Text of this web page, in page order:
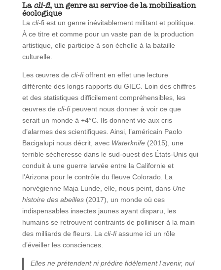
La cli-fi, un genre au service de la mobilisation
écologique
La cli-fi est un genre inévitablement militant et politique.
À ce titre et comme pour un vaste pan de la production
artistique, elle participe à son échelle à la bataille
culturelle.
Les œuvres de cli-fioffrent en effet une lecture
différente des longs rapports du GIEC. Loin des chiffres
et des statistiques difficilement compréhensibles, les
œuvres de cli-fipeuvent nous donner à voir ce que
serait un monde à +4°C. Ils donnent vie aux cris
d’alarmes des scientifiques. Ainsi, l’américain Paolo
Bacigalupi nous décrit, avec Waterknife(2015), une
terrible sécheresse dans le sud-ouest des États-Unis qui
conduit à une guerre larvée entre la Californie et
l’Arizona pour le contrôle du fleuve Colorado. La
norvégienne Maja Lunde, elle, nous peint, dans Une
histoire des abeilles (2017), un monde où ces
indispensables insectes jaunes ayant disparu, les
humains se retrouvent contraints de polliniser à la main
des milliards de fleurs. La cli-fiassume ici un rôle
d’éveiller les consciences.
Elles ne prétendent ni prédire fidèlement l’avenir, nul